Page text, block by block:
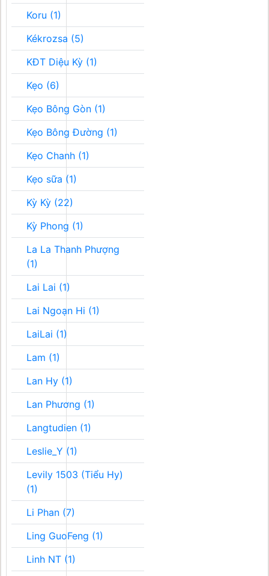
Koru (1)
Kékrozsa (5)
KĐT Diệu Kỳ (1)
Kẹo (6)
Kẹo Bông Gòn (1)
Kẹo Bông Đường (1)
Kẹo Chanh (1)
Kẹo sữa (1)
Kỳ Kỳ (22)
Kỳ Phong (1)
La La Thanh Phượng
(1)
Lai Lai (1)
Lai Ngoạn Hi (1)
LaiLai (1)
Lam (1)
Lan Hy (1)
Lan Phương (1)
Langtudien (1)
Leslie_Y (1)
Levily 1503 (Tiểu Hy)
(1)
Li Phan (7)
Ling GuoFeng (1)
Linh NT (1)